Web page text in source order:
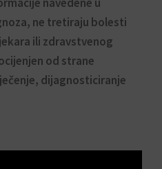
ne tretiraju bolesti
ili zdravstvenog
od strane
dijagnosticiranje